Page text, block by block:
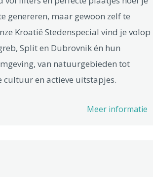
genereren, maar gewoon zelf te
Kroatië Stedenspecial vind je volop
Split en Dubrovnik én hun
van natuurgebieden tot
cultuur en actieve uitstapjes.
Meer informatie